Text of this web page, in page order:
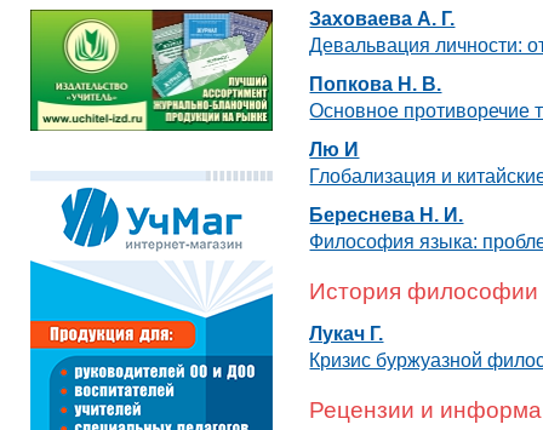
Заховаева А. Г.
Девальвация личности:
Попкова Н. В.
Основное противоречие
Лю И
Глобализация и
Береснева Н. И.
Философия языка:
История философии
Лукач Г.
Кризис буржуазной
Рецензии и